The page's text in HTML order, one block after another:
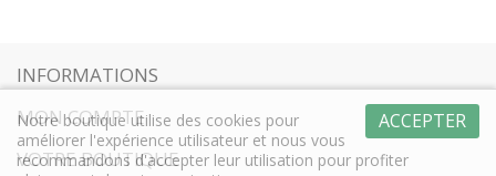
INFORMATIONS
MON COMPTE
VOTRE BOUTIQUE
ACCEPTER
Notre boutique utilise des cookies pour
améliorer l'expérience utilisateur et nous vous
recommandons d'accepter leur utilisation pour profiter